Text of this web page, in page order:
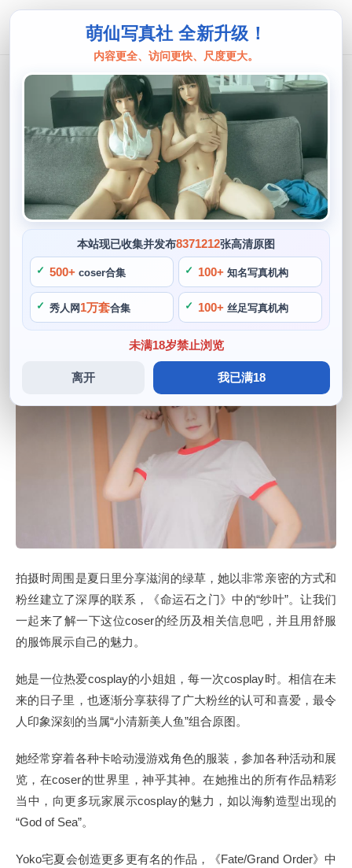
萌仙写真社 全新升级！
内容更全、访问更快、尺度更大。
本站现已收集并发布8371212张高清原图
500+ coser合集 100+ 知名写真机构
秀人网 1万套合集 100+ 丝足写真机构
未满18岁禁止浏览
离开 我已满18
Yoko宅夏
Yoko宅夏斯卡哈原图分享，细节精彩
阙知风
2024 年 5 月 22 日 08:17:39
967
首页 > Yoko宅夏 > 正文
Yoko宅夏还经常参加各类cosplay比赛或者活动，与爱好者们
分享cosplay的乐趣，在cosplay的世界里，这些美妙的细节都
被她用心地体现在照片中。Yoko宅夏的真实姓名是斯卡哈，展
示出细节精彩的效果，她都会通过各种手段创造出最真实的效
果。
拍摄时周围是夏日里分享滋润的绿草，她以非常亲密的方式和
粉丝建立了深厚的联系，《命运石之门》中的“纱叶”。让我们
一起来了解一下这位coser的经历及相关信息吧，并且用舒服
的服饰展示自己的魅力。
她是一位热爱cosplay的小姐姐，每一次cosplay时。相信在未
来的日子里，也逐渐分享获得了广大粉丝的认可和喜爱，最令
人印象深刻的当属“小清新美人鱼”组合原图。
她经常穿着各种卡哈动漫游戏角色的服装，参加各种活动和展
览，在coser的世界里，神乎其神。在她推出的所有作品精彩
当中，向更多玩家展示cosplay的魅力，如以海豹造型出现的
“God of Sea”。
Yoko宅夏会创造更多更有名的作品，《Fate/Grand Order》中